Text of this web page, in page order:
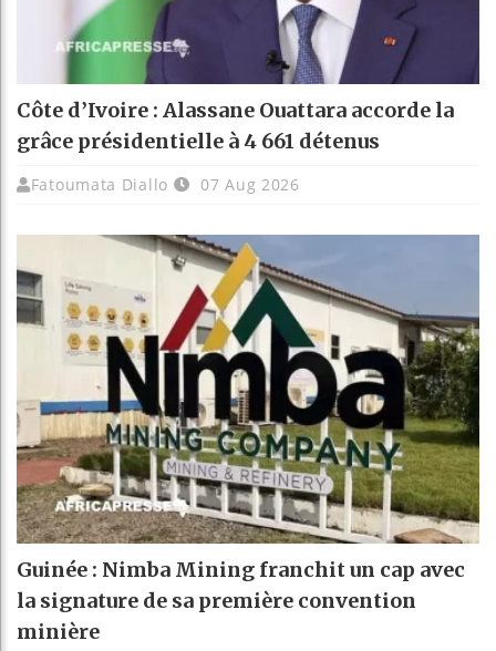
Côte d’Ivoire : Alassane Ouattara accorde la
grâce présidentielle à 4 661 détenus
Fatoumata Diallo 07 Aug 2026
Guinée : Nimba Mining franchit un cap avec
la signature de sa première convention
minière